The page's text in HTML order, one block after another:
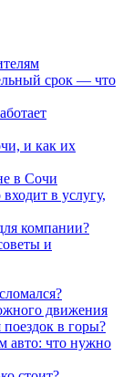
срок — что
и как их
в Сочи
в услугу,
компании?
и
движения
в горы?
авто: что нужно